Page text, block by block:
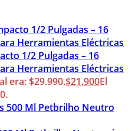
1/2 Pulgadas – 16
Herramientas Eléctricas
era: $29.990.$21.900El